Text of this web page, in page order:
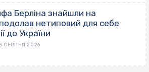
Берліна знайшли на
нетиповий для себе
до України
СЕРПНЯ 2026